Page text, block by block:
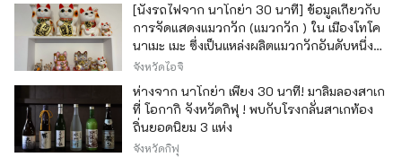
[นั่งรถไฟจาก นาโกย่า 30 นาที] ข้อมูลเกี่ยวกับ
การจัดแสดงแมวกวัก (แมวกวัก ) ใน เมืองโทโค
นาเมะ เมะ ซึ่งเป็นแหล่งผลิตแมวกวักอันดับหนึ่ง
ของญี่ปุ่น
จังหวัดไอจิ
ห่างจาก นาโกย่า เพียง 30 นาที! มาลิ้มลองสาเก
ที่ โอกากิ จังหวัดกิฟุ ! พบกับโรงกลั่นสาเกท้อง
ถิ่นยอดนิยม 3 แห่ง
จังหวัดกิฟุ